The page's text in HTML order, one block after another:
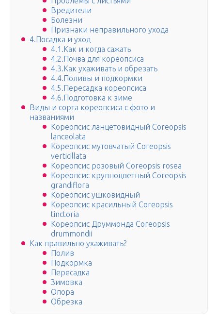
Вредители
Болезни
Признаки неправильного ухода
4.Посадка и уход
4.1.Как и когда сажать
4.2.Почва для кореопсиса
4.3.Как ухаживать и обрезать
4.4.Поливы и подкормки
4.5.Пересадка кореопсиса
4.6.Подготовка к зиме
Виды и сорта кореопсиса с фото и
названиями
Кореопсис ланцетовидный Coreopsis
lanceolata
Кореопсис мутовчатый Coreopsis
verticillata
Кореопсис розовый Coreopsis rosea
Кореопсис крупноцветный Coreopsis
grandiflora
Кореопсис ушковидный
Кореопсис красильный Coreopsis
tinctoria
Кореопсис Друммонда Coreopsis
drummondii
Как правильно ухаживать?
Полив
Подкормка
Пересадка
Зимовка
Опора
Обрезка